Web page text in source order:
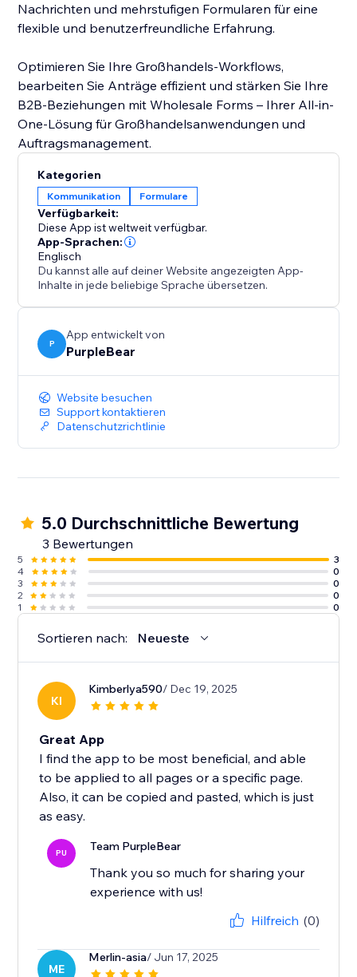
Nachrichten und mehrstufigen Formularen für eine
flexible und benutzerfreundliche Erfahrung.
Optimieren Sie Ihre Großhandels-Workflows,
bearbeiten Sie Anträge effizient und stärken Sie Ihre
B2B-Beziehungen mit Wholesale Forms – Ihrer All-in-
One-Lösung für Großhandelsanwendungen und
Auftragsmanagement.
Kategorien
Kommunikation Formulare
Verfügbarkeit:
Diese App ist weltweit verfügbar.
App-Sprachen:
Englisch
Du kannst alle auf deiner Website angezeigten App-
Inhalte in jede beliebige Sprache übersetzen.
P
App entwickelt von
PurpleBear
Website besuchen
Support kontaktieren
Datenschutzrichtlinie
5.0 Durchschnittliche Bewertung
3 Bewertungen
5
3
4
0
3
0
2
0
1
0
Sortieren nach: Neueste
KI
Kimberlya590/ Dec 19, 2025
Great App
I find the app to be most beneficial, and able
to be applied to all pages or a specific page.
Also, it can be copied and pasted, which is just
as easy.
PU Team PurpleBear
Thank you so much for sharing your
experience with us!
Hilfreich (0)
ME
Merlin-asia/ Jun 17, 2025